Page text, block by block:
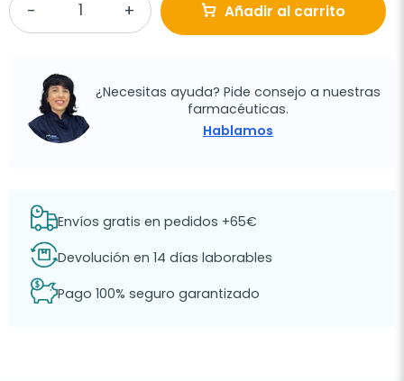
Añadir al carrito
¿Necesitas ayuda? Pide consejo a nuestras
farmacéuticas.
Hablamos
Envíos gratis en pedidos +65€
Devolución en 14 días laborables
Pago 100% seguro garantizado